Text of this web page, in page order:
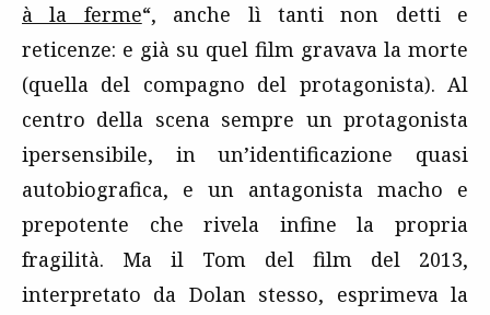
à la ferme“, anche lì tanti non detti e
reticenze: e già su quel film gravava la morte
(quella del compagno del protagonista). Al
centro della scena sempre un protagonista
ipersensibile, in un’identificazione quasi
autobiografica, e un antagonista macho e
prepotente che rivela infine la propria
fragilità. Ma il Tom del film del 2013,
interpretato da Dolan stesso, esprimeva la